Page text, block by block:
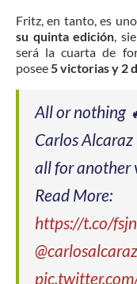
Fritz, en tanto, es
su quinta edición,
será la cuarta de
posee5 victorias y 2
All or nothing
Carlos
all for another
Read More:
https://t.co/
@carlosalcaraz